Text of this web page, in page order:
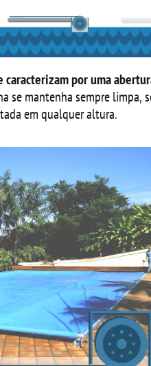
caracterizam por uma
se mantenha sempre
em qualquer altura.